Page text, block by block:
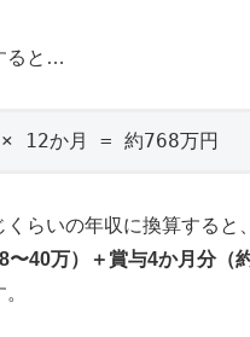
ると…
12か月 = 約768万円
らいの年収に換算すると、
〜40万）＋賞与4か月分（